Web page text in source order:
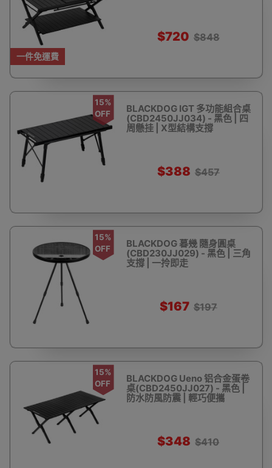
一件免運費
$720 $848
15%
OFF
BLACKDOG IGT 多功能組合桌
(CBD2450JJ034) - 黑色 | 四
周懸挂 | X型結構支撐
$388 $457
15%
OFF
BLACKDOG 暮幾 隨身圓桌
(CBD230JJ029) - 黑色 | 三角
支撐 | 一拎即走
$167 $197
15%
OFF
BLACKDOG Ueno 铝合金蛋卷
桌(CBD2450JJ027) - 黑色 |
防水防風防震 | 輕巧便攜
$348 $410